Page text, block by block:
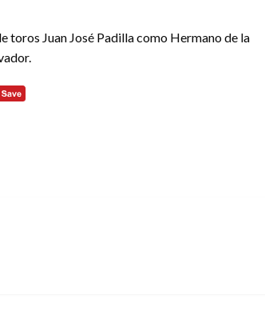
toros Juan José Padilla como Hermano de la